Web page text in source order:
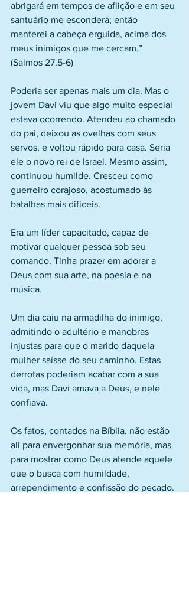
abrigará em tempos de aflição e em seu
santuário me esconderá; então
manterei a cabeça erguida, acima dos
meus inimigos que me cercam.”
(Salmos 27.5-6)
Poderia ser apenas mais um dia. Mas o
jovem Davi viu que algo muito especial
estava ocorrendo. Atendeu ao chamado
do pai, deixou as ovelhas com seus
servos, e voltou rápido para casa. Seria
ele o novo rei de Israel. Mesmo assim,
continuou humilde. Cresceu como
guerreiro corajoso, acostumado às
batalhas mais difíceis.
Era um líder capacitado, capaz de
motivar qualquer pessoa sob seu
comando. Tinha prazer em adorar a
Deus com sua arte, na poesia e na
música.
Um dia caiu na armadilha do inimigo,
admitindo o adultério e manobras
injustas para que o marido daquela
mulher saísse do seu caminho. Estas
derrotas poderiam acabar com a sua
vida, mas Davi amava a Deus, e nele
confiava.
Os fatos, contados na Bíblia, não estão
ali para envergonhar sua memória, mas
para mostrar como Deus atende aquele
que o busca com humildade,
arrependimento e confissão do pecado.